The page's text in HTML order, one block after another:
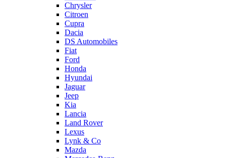
Chrysler
Citroen
Cupra
Dacia
DS Automobiles
Fiat
Ford
Honda
Hyundai
Jaguar
Jeep
Kia
Lancia
Land Rover
Lexus
Lynk & Co
Mazda